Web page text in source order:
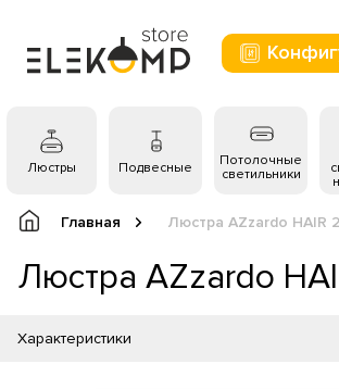
Люстры Подвесные
Потолочные
светильники
Главная Люстра AZzardo HAIR
Люстра AZzardo
Характеристики